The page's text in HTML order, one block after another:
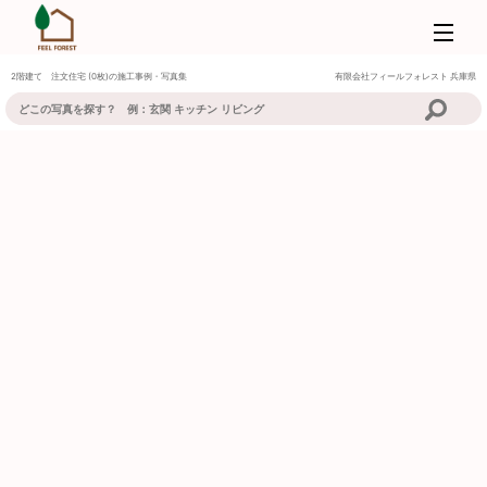
2階建て 注文住宅 (0枚)の施工事例・写真集 有限会社フィールフォレスト 兵庫県